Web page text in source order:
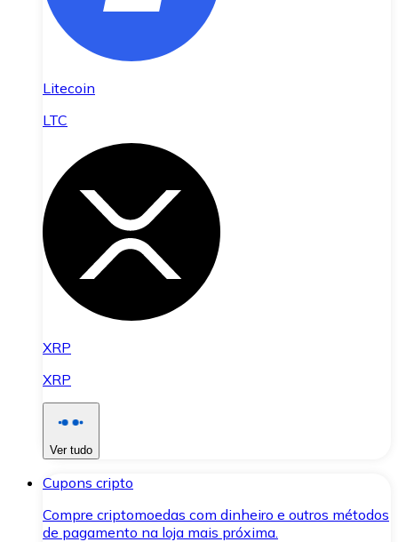
Litecoin
LTC
XRP
XRP
Ver tudo
Cupons cripto
Compre criptomoedas com dinheiro e outros métodos
de pagamento na loja mais próxima.